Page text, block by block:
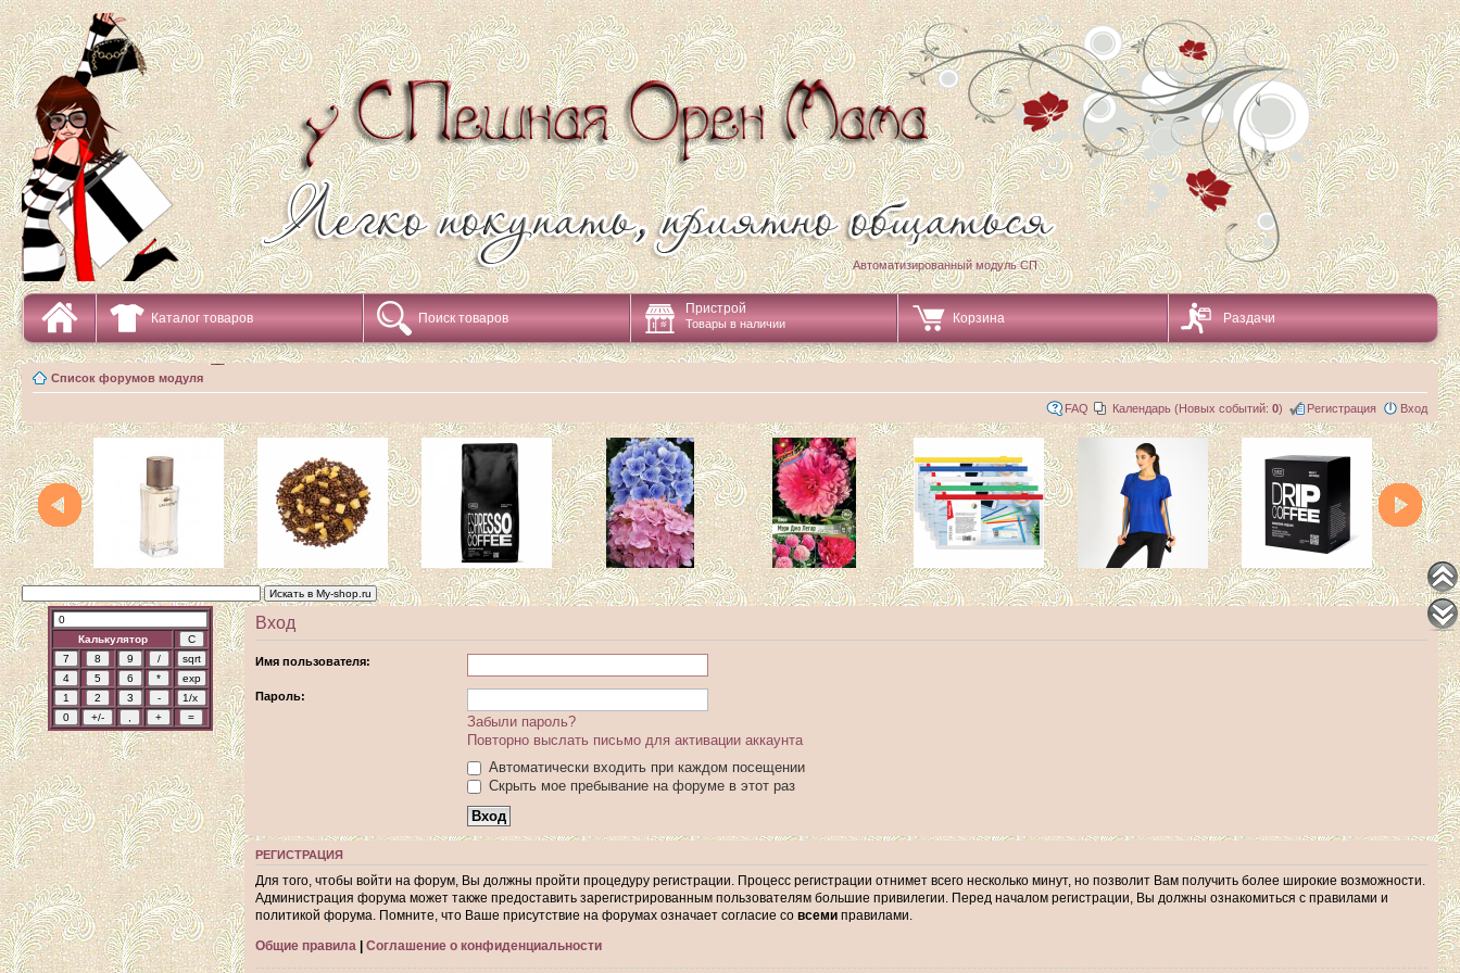
Автоматизированный модуль СП
Каталог товаров Поиск товаров
Пристрой
Товары в наличии Корзина Раздачи
Список форумов модуля
FAQ Календарь (Новых событий: 0) Регистрация Вход
Калькулятор
Вход
Имя пользователя:
Пароль:
Забыли пароль?
Повторно выслать письмо для активации аккаунта
Автоматически входить при каждом посещении
Скрыть мое пребывание на форуме в этот раз
РЕГИСТРАЦИЯ
Для того, чтобы войти на форум, Вы должны пройти процедуру регистрации. Процесс регистрации отнимет всего несколько минут, но позволит Вам получить более широкие возможности.
Администрация форума может также предоставить зарегистрированным пользователям большие привилегии. Перед началом регистрации, Вы должны ознакомиться с правилами и
политикой форума. Помните, что Ваше присутствие на форумах означает согласие со всеми правилами.
Общие правила | Соглашение о конфиденциальности